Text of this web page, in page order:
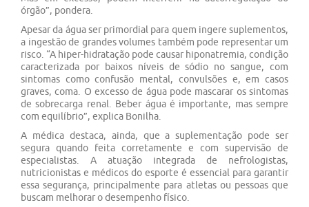
órgão”, pondera.
Apesar da água ser primordial para quem ingere suplementos,
a ingestão de grandes volumes também pode representar um
risco. “A hiper-hidratação pode causar hiponatremia, condição
caracterizada por baixos níveis de sódio no sangue, com
sintomas como confusão mental, convulsões e, em casos
graves, coma. O excesso de água pode mascarar os sintomas
de sobrecarga renal. Beber água é importante, mas sempre
com equilíbrio”, explica Bonilha.
A médica destaca, ainda, que a suplementação pode ser
segura quando feita corretamente e com supervisão de
especialistas. A atuação integrada de nefrologistas,
nutricionistas e médicos do esporte é essencial para garantir
essa segurança, principalmente para atletas ou pessoas que
buscam melhorar o desempenho físico.